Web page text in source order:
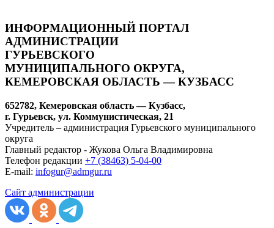
ИНФОРМАЦИОННЫЙ ПОРТАЛ
АДМИНИСТРАЦИИ
ГУРЬЕВСКОГО
МУНИЦИПАЛЬНОГО ОКРУГА,
КЕМЕРОВСКАЯ ОБЛАСТЬ — КУЗБАСС
652782, Кемеровская область — Кузбасс,
г. Гурьевск, ул. Коммунистическая, 21
Учредитель – администрация Гурьевского муниципального
округа
Главный редактор - Жукова Ольга Владимировна
Телефон редакции +7 (38463) 5-04-00
E-mail: infogur@admgur.ru
Сайт администрации